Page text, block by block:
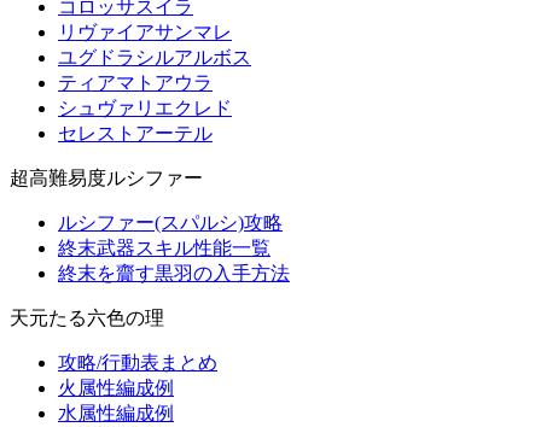
コロッサスイラ
リヴァイアサンマレ
ユグドラシルアルボス
ティアマトアウラ
シュヴァリエクレド
セレストアーテル
超高難易度ルシファー
ルシファー(スパルシ)攻略
終末武器スキル性能一覧
終末を齎す黒羽の入手方法
天元たる六色の理
攻略/行動表まとめ
火属性編成例
水属性編成例